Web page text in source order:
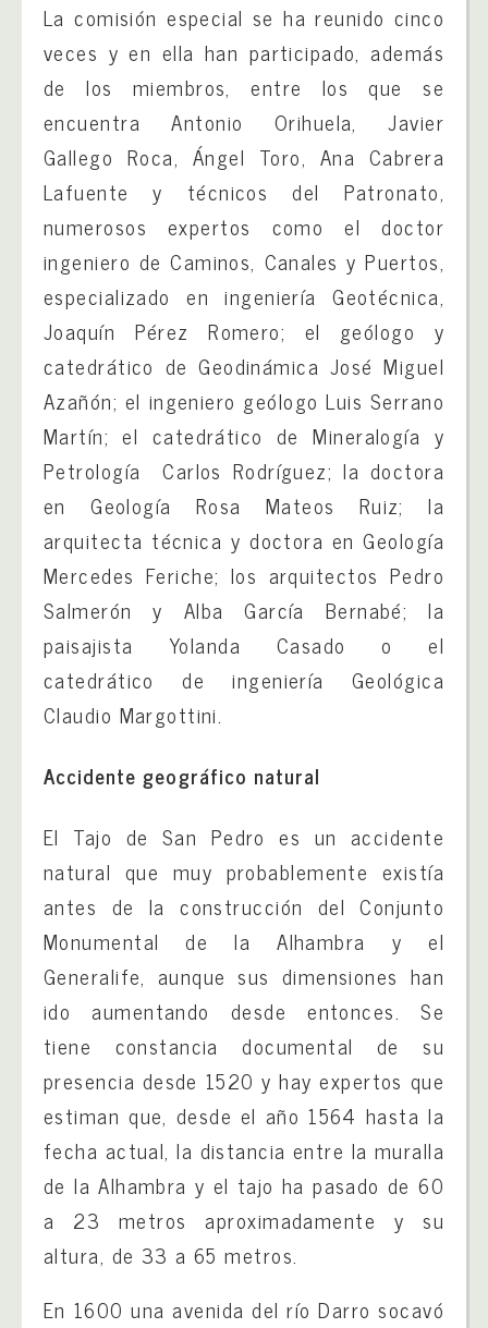
La comisión especial se ha reunido cinco
veces y en ella han participado, además
de los miembros, entre los que se
encuentra Antonio Orihuela, Javier
Gallego Roca, Ángel Toro, Ana Cabrera
Lafuente y técnicos del Patronato,
numerosos expertos como el doctor
ingeniero de Caminos, Canales y Puertos,
especializado en ingeniería Geotécnica,
Joaquín Pérez Romero; el geólogo y
catedrático de Geodinámica José Miguel
Azañón; el ingeniero geólogo Luis Serrano
Martín; el catedrático de Mineralogía y
Petrología Carlos Rodríguez; la doctora
en Geología Rosa Mateos Ruiz; la
arquitecta técnica y doctora en Geología
Mercedes Feriche; los arquitectos Pedro
Salmerón y Alba García Bernabé; la
paisajista Yolanda Casado o el
catedrático de ingeniería Geológica
Claudio Margottini.
Accidente geográfico natural
El Tajo de San Pedro es un accidente
natural que muy probablemente existía
antes de la construcción del Conjunto
Monumental de la Alhambra y el
Generalife, aunque sus dimensiones han
ido aumentando desde entonces. Se
tiene constancia documental de su
presencia desde 1520 y hay expertos que
estiman que, desde el año 1564 hasta la
fecha actual, la distancia entre la muralla
de la Alhambra y el tajo ha pasado de 60
a 23 metros aproximadamente y su
altura, de 33 a 65 metros.
En 1600 una avenida del río Darro socavó